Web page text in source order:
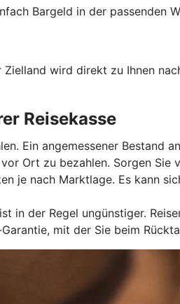
Bargeld in der
wird direkt zu Ihnen
Reisekasse
Ein angemessener
Ort zu bezahlen. Sorgen
je nach Marktlage. Es kann
in der Regel ungünstiger.
mit der Sie beim